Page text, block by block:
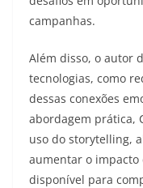
campanhas.
Além disso, o autor
tecnologias, como
dessas conexões
abordagem prática,
uso do storytelling,
aumentar o impacto
disponível para